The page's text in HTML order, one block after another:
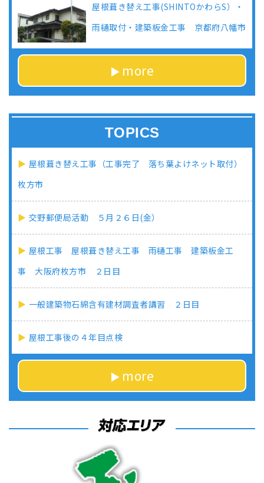
屋根葺き替え工事(SHINTOかわらS）・
雨樋取付・建築板金工事 京都府八幡市
more
TOPICS
屋根葺き替え工事（工事完了 落ち葉よけネット取付）
枚方市
交野郵便局活動 ５月２６日(金）
屋根工事 屋根葺き替え工事 雨樋工事 建築板金工
事 大阪府枚方市 ２日目
一般建築物石綿含有建材調査者講習 ２日目
屋根工事後の４年目点検
more